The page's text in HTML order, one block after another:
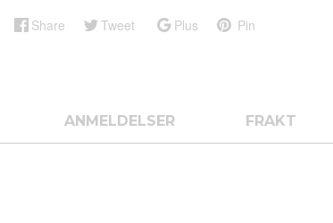
Share Tweet Plus Pin
ANMELDELSER FRAKT